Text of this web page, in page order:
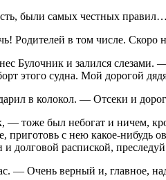
были самых честных правил…
в том числе. Скоро
Булочник и залился слезами.
этого судна. Мой дорогой
в колокол. — Отсеки и
тоже был небогат и ничем,
приготовь с нею какое-
и долговой распиской,
— Очень верный и, главное,